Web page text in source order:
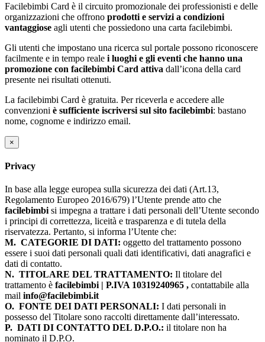
Facilebimbi Card è il circuito promozionale dei professionisti e delle
organizzazioni che offrono prodotti e servizi a condizioni
vantaggiose agli utenti che possiedono una carta facilebimbi.
Gli utenti che impostano una ricerca sul portale possono riconoscere
facilmente e in tempo reale i luoghi e gli eventi che hanno una
promozione con facilebimbi Card attiva dall’icona della card
presente nei risultati ottenuti.
La facilebimbi Card è gratuita. Per riceverla e accedere alle
convenzioni è sufficiente iscriversi sul sito facilebimbi: bastano
nome, cognome e indirizzo email.
×
Privacy
In base alla legge europea sulla sicurezza dei dati (Art.13,
Regolamento Europeo 2016/679) l’Utente prende atto che
facilebimbi si impegna a trattare i dati personali dell’Utente secondo
i principi di correttezza, liceità e trasparenza e di tutela della
riservatezza. Pertanto, si informa l’Utente che:
M. CATEGORIE DI DATI: oggetto del trattamento possono
essere i suoi dati personali quali dati identificativi, dati anagrafici e
dati di contatto.
N. TITOLARE DEL TRATTAMENTO: Il titolare del
trattamento è facilebimbi | P.IVA 10319240965 , contattabile alla
mail info@facilebimbi.it
O. FONTE DEI DATI PERSONALI: I dati personali in
possesso del Titolare sono raccolti direttamente dall’interessato.
P. DATI DI CONTATTO DEL D.P.O.: il titolare non ha
nominato il D.P.O.